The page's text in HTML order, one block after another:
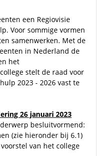
een Regiovisie
Voor sommige vormen
samenwerken. Met de
in Nederland de
het
stelt de raad voor
2023 - 2026 vast te
26 januari 2023
besluitvormend:
(zie hieronder bij 6.1)
van het college